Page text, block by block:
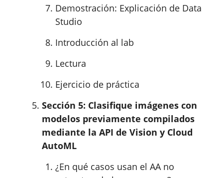
Demostración: Explicación de Data
Studio
Introducción al lab
Lectura
Ejercicio de práctica
Sección 5: Clasifique imágenes con
modelos previamente compilados
mediante la API de Vision y Cloud
AutoML
¿En qué casos usan el AA no